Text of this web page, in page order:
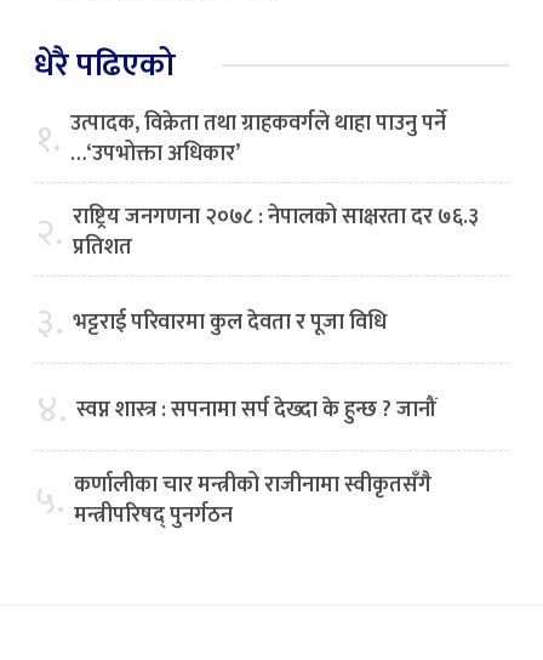
धेरै पढिएको
१. उत्पादक, विक्रेता तथा ग्राहकवर्गले थाहा पाउनु पर्ने
…‘उपभोक्ता अधिकार’
२. राष्ट्रिय जनगणना २०७८ : नेपालको साक्षरता दर ७६.३
प्रतिशत
३. भट्टराई परिवारमा कुल देवता र पूजा विधि
४. स्वप्न शास्त्र : सपनामा सर्प देख्दा के हुन्छ ? जानौं
५. कर्णालीका चार मन्त्रीको राजीनामा स्वीकृतसँगै
मन्त्रीपरिषद् पुनर्गठन